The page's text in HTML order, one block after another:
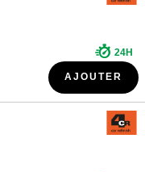
24H
AJOUTER